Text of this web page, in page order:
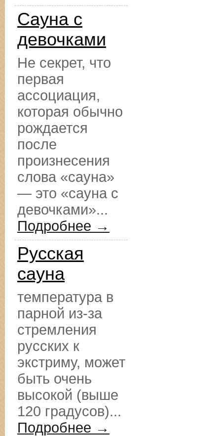
Сауна с
девочками
Не секрет, что
первая
ассоциация,
которая обычно
рождается
после
произнесения
слова «сауна»
— это «сауна с
девочками»...
Подробнее →
Русская
сауна
температура в
парной из-за
стремления
русских к
экстриму, может
быть очень
высокой (выше
120 градусов)...
Подробнее →